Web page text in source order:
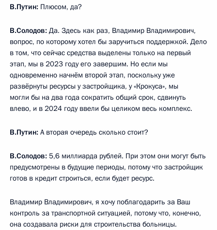
В.Путин: Плюсом, да?
В.Солодов: Да. Здесь как раз, Владимир Владимирович,
вопрос, по которому хотел бы заручиться поддержкой. Дело
в том, что сейчас средства выделены только на первый
этап, мы в 2023 году его завершим. Но если мы
одновременно начнём второй этап, поскольку уже
развёрнуты ресурсы у застройщика, у «Крокуса», мы
могли бы на два года сократить общий срок, сдвинуть
влево, и в 2024 году ввели бы целиком весь комплекс.
В.Путин: А вторая очередь сколько стоит?
В.Солодов: 5,6 миллиарда рублей. При этом они могут быть
предусмотрены в будущие периоды, потому что застройщик
готов в кредит строиться, если будет ресурс.
Владимир Владимирович, я хочу поблагодарить за Ваш
контроль за транспортной ситуацией, потому что, конечно,
она создавала риски для строительства больницы.